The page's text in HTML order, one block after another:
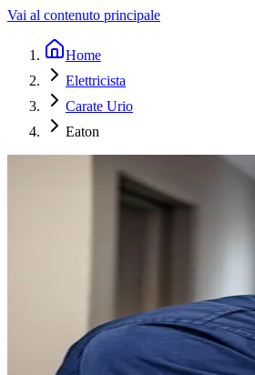
Vai al contenuto principale
Home
Elettricista
Carate Urio
Eaton